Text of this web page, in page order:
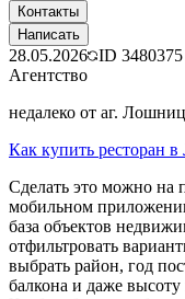
Контакты
Написать
28.05.2026 ID 3480375
Агентство
недалеко от аг.
Как купить ресторан
Сделать это можно на
мобильном
база объектов
отфильтровать
выбрать район, год
балкона и даже высоту